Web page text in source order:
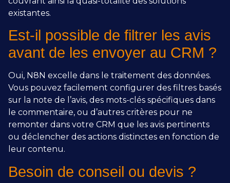
existantes.
Est-il possible de filtrer les avis
avant de les envoyer au CRM ?
Oui, N8N excelle dans le traitement des données.
Vous pouvez facilement configurer des filtres basés
sur la note de l’avis, des mots-clés spécifiques dans
le commentaire, ou d’autres critères pour ne
remonter dans votre CRM que les avis pertinents
ou déclencher des actions distinctes en fonction de
leur contenu.
Besoin de conseil ou devis ?